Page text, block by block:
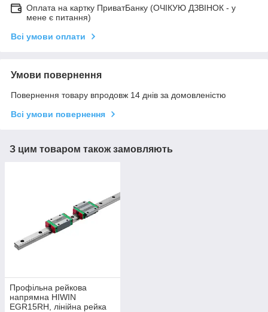
Оплата на картку ПриватБанку (ОЧІКУЮ ДЗВІНОК - у
мене є питання)
Всі умови оплати
Умови повернення
Повернення товару впродовж 14 днів за домовленістю
Всі умови повернення
З цим товаром також замовляють
Профільна рейкова
напрямна HIWIN
EGR15RH, лінійна рейка